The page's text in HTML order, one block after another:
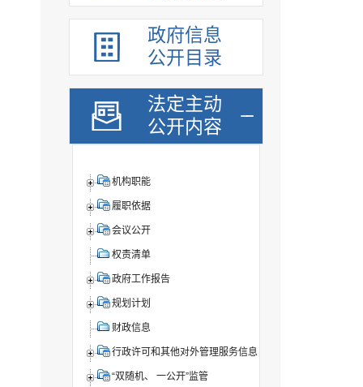
政府信息
公开目录
法定主动
公开内容
机构职能
履职依据
会议公开
权责清单
政府工作报告
规划计划
财政信息
行政许可和其他对外管理服务信息
“双随机、 一公开”监管